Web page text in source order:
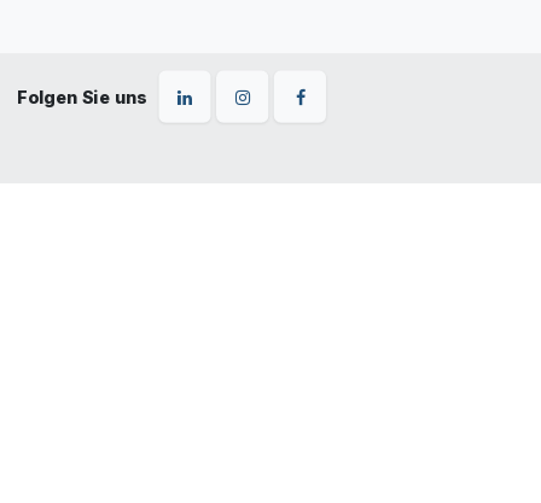
Folgen Sie uns